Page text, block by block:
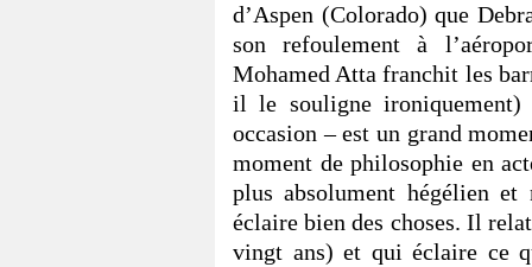
d’Aspen (Colorado) que
son refoulement à
Mohamed Atta franchit les
il le souligne
occasion – est un grand
moment de philosophie en
plus absolument hégélien
éclaire bien des choses. Il
vingt ans) et qui éclaire ce